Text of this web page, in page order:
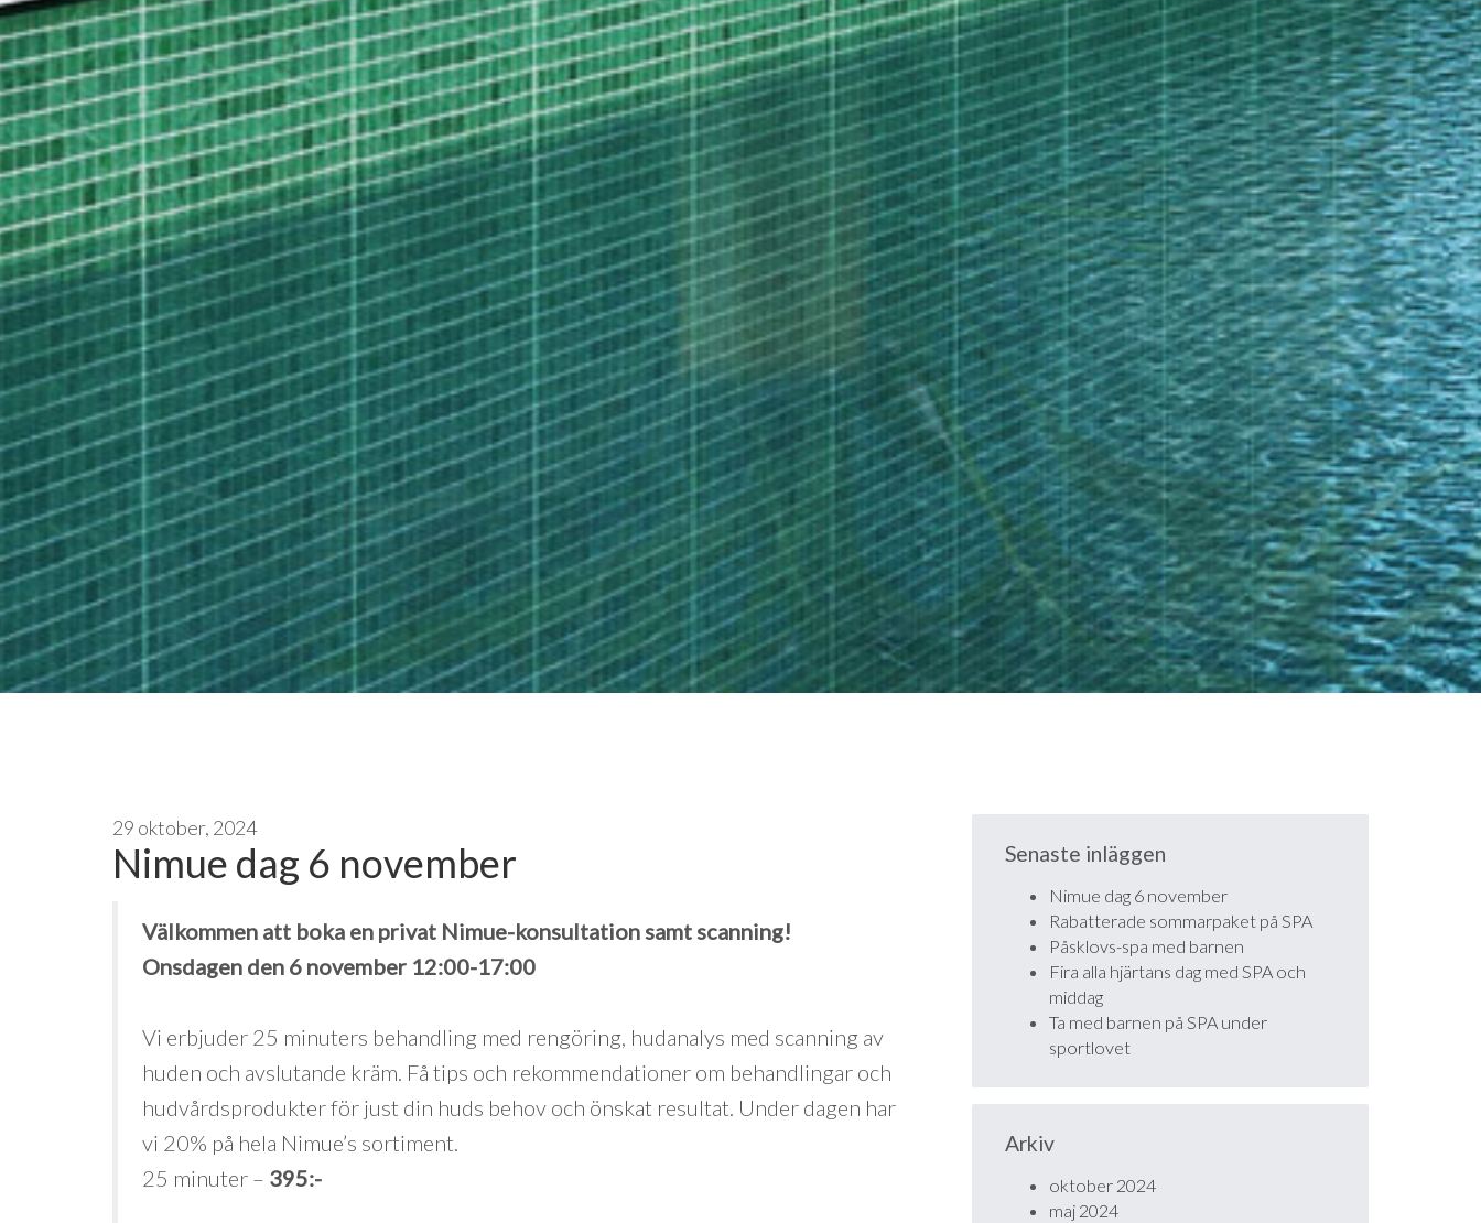
29 oktober, 2024
Nimue dag 6 november
Välkommen att boka en privat Nimue-konsultation samt scanning!
Onsdagen den 6 november 12:00-17:00
Vi erbjuder 25 minuters behandling med rengöring, hudanalys med scanning av
huden och avslutande kräm. Få tips och rekommendationer om behandlingar och
hudvårdsprodukter för just din huds behov och önskat resultat. Under dagen har
vi 20% på hela Nimue’s sortiment.
25 minuter – 395:-
Senaste inläggen
Nimue dag 6 november
Rabatterade sommarpaket på SPA
Påsklovs-spa med barnen
Fira alla hjärtans dag med SPA och
middag
Ta med barnen på SPA under
sportlovet
Arkiv
oktober 2024
maj 2024